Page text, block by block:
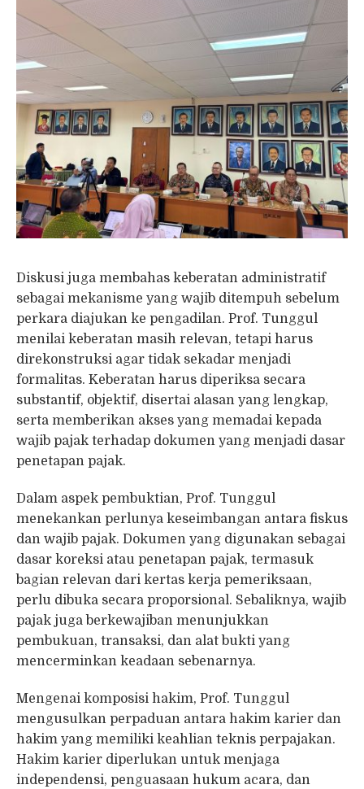
Diskusi juga membahas keberatan administratif
sebagai mekanisme yang wajib ditempuh sebelum
perkara diajukan ke pengadilan. Prof. Tunggul
menilai keberatan masih relevan, tetapi harus
direkonstruksi agar tidak sekadar menjadi
formalitas. Keberatan harus diperiksa secara
substantif, objektif, disertai alasan yang lengkap,
serta memberikan akses yang memadai kepada
wajib pajak terhadap dokumen yang menjadi dasar
penetapan pajak.
Dalam aspek pembuktian, Prof. Tunggul
menekankan perlunya keseimbangan antara fiskus
dan wajib pajak. Dokumen yang digunakan sebagai
dasar koreksi atau penetapan pajak, termasuk
bagian relevan dari kertas kerja pemeriksaan,
perlu dibuka secara proporsional. Sebaliknya, wajib
pajak juga berkewajiban menunjukkan
pembukuan, transaksi, dan alat bukti yang
mencerminkan keadaan sebenarnya.
Mengenai komposisi hakim, Prof. Tunggul
mengusulkan perpaduan antara hakim karier dan
hakim yang memiliki keahlian teknis perpajakan.
Hakim karier diperlukan untuk menjaga
independensi, penguasaan hukum acara, dan